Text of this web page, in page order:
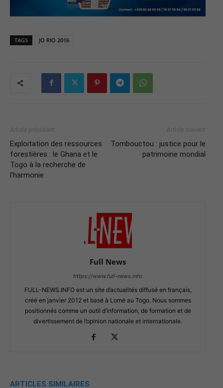
TAGS JO RIO 2016
Article précédant
Exploitation des ressources
forestières : le Ghana et le
Togo à la recherche de
l’harmonie
Article suivant
Tombouctou : justice pour le
patrimoine mondial
Full News
https://www.full-news.info
FULL-NEWS.INFO est un site d’actualités diffusé en français,
créé en janvier 2012 et basé à Lomé au Togo. Nous sommes
positionnés comme un outil d’information, de formation et de
divertissement de l’opinion nationale et internationale.
ARTICLES SIMILAIRES